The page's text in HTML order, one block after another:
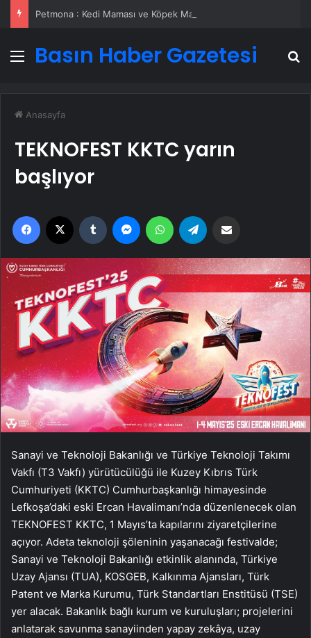
Menü
Basın Haber Gazetesi
Anasayfa
TEKNOFEST KKTC yarın
başlıyor
Facebook Tumblr MessengerWhatsApp
Sanayi ve Teknoloji Bakanlığı ve Türkiye Teknoloji Takımı
Vakfı (T3 Vakfı) yürütücülüğü ile Kuzey Kıbrıs Türk
Cumhuriyeti (KKTC) Cumhurbaşkanlığı himayesinde
Lefkoşa’daki eski Ercan Havalimanı’nda düzenlenecek olan
TEKNOFEST KKTC, 1 Mayıs’ta kapılarını ziyaretçilerine
açıyor. Adeta teknoloji şöleninin yaşanacağı festivalde;
Sanayi ve Teknoloji Bakanlığı etkinlik alanında, Türkiye
Uzay Ajansı (TUA), KOSGEB, Kalkınma Ajansları, Türk
Patent ve Marka Kurumu, Türk Standartları Enstitüsü (TSE)
yer alacak. Bakanlık bağlı kurum ve kuruluşları; projelerini
anlatarak savunma sanayiinden yapay zekâya, uzay